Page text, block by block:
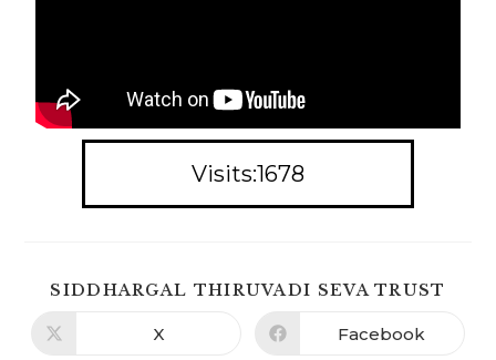
Visits:1678
SIDDHARGAL THIRUVADI SEVA TRUST
X Facebook